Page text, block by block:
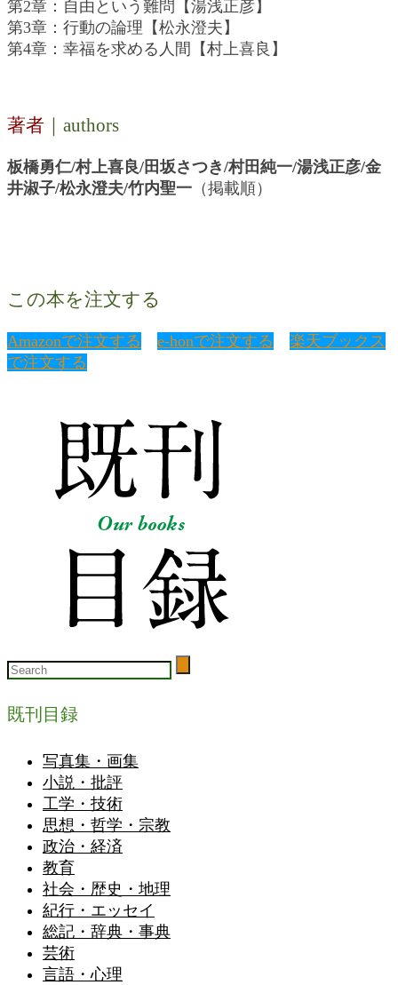
第2章：自由という難問【湯浅正彦】
第3章：行動の論理【松永澄夫】
第4章：幸福を求める人間【村上喜良】
著者 ｜authors
板橋勇仁/村上喜良/田坂さつき/村田純一/湯浅正彦/金
井淑子/松永澄夫/竹内聖一 （掲載順）
この本を注文する
Amazonで注文する e-honで注文する
楽天ブックス
で注文する
既刊目録
写真集・画集
小説・批評
工学・技術
思想・哲学・宗教
政治・経済
教育
社会・歴史・地理
紀行・エッセイ
総記・辞典・事典
芸術
言語・心理